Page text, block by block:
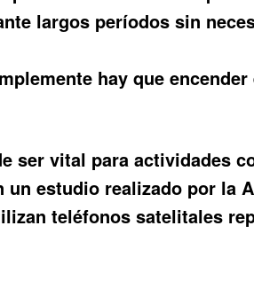
largos períodos sin
hay que
ser vital para actividades
estudio realizado por la
teléfonos satelitales